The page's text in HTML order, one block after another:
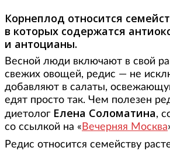
Корнеплод относится
в которых содержатся
и антоцианы.
Весной люди включают в свой
свежих овощей, редис — не
добавляют в салаты,
едят просто так. Чем полезен
диетолог Елена Соломатина,
со ссылкой на « Вечерняя Москва
Редис относится семейству